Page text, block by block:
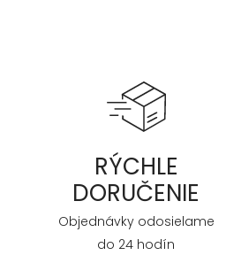
RÝCHLE
DORUČENIE
Objednávky odosielame
do 24 hodín